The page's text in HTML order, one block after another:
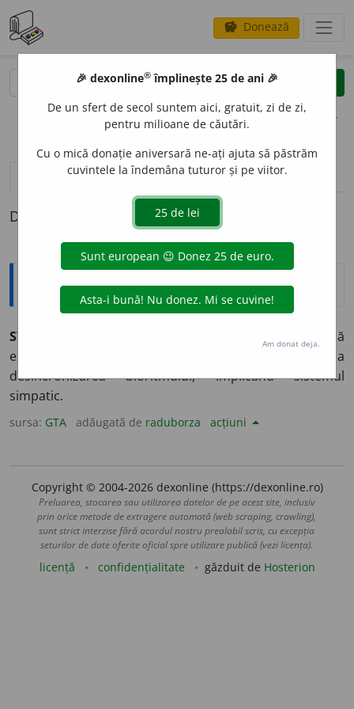
savings Donează
clear
opțiuni
definiții (1)
Definiția cu ID-ul 531932:
Jargon
STRES DE ZBOR/AERONAUTIC,
solicitare neuropshică
exercitată de activitatea de zbor, care duce la
desincronizarea bioritmului, implicând sistemul
simpatic.
sursa: GTA adăugată de raduborza acțiuni
Copyright © 2004-2026 dexonline (https://dexonline.ro)
Preluarea, stocarea sau utilizarea datelor de pe acest site, inclusiv
prin orice metode de extragere automată (web scraping, crawling),
sunt strict interzise fără acordul nostru prealabil scris, cu excepția
seturilor de date oferite oficial spre utilizare publică (vezi licența).
licență confidențialitate găzduit de Hosterion
🎉 dexonline® împlinește 25 de ani 🎉
De un sfert de secol suntem aici, gratuit, zi de zi,
pentru milioane de căutări.
Cu o mică donație aniversară ne-ați ajuta să păstrăm
cuvintele la îndemâna tuturor și pe viitor.
Am donat deja.